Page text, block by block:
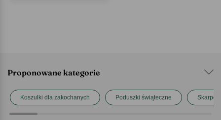
Proponowane kategorie
Koszulki dla zakochanych Poduszki świąteczne